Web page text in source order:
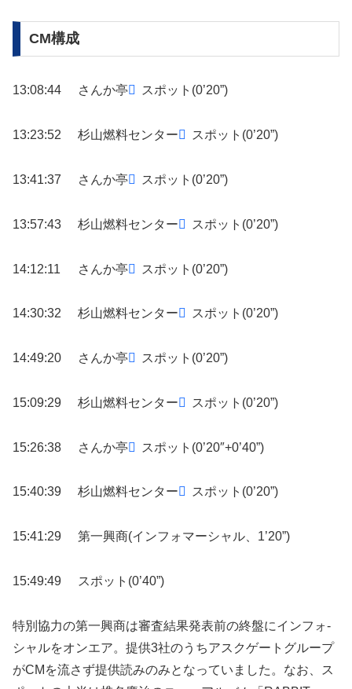
CM構成
13:08:44 さんか亭 スポット(0’20”)
13:23:52 杉山燃料センター スポット(0’20”)
13:41:37 さんか亭 スポット(0’20”)
13:57:43 杉山燃料センター スポット(0’20”)
14:12:11 さんか亭 スポット(0’20”)
14:30:32 杉山燃料センター スポット(0’20”)
14:49:20 さんか亭 スポット(0’20”)
15:09:29 杉山燃料センター スポット(0’20”)
15:26:38 さんか亭 スポット(0’20″+0’40”)
15:40:39 杉山燃料センター スポット(0’20”)
15:41:29 第一興商(インフォマーシャル、1’20”)
15:49:49 スポット(0’40”)
特別協力の第一興商は審査結果発表前の終盤にインフォ-
シャルをオンエア。提供3社のうちアスクゲートグループ
がCMを流さず提供読みのみとなっていました。なお、ス